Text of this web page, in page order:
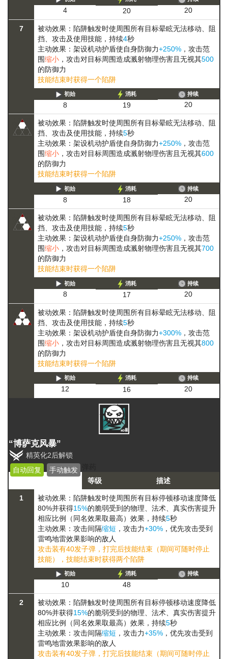
4 20 20
7 被动效果：陷阱触发时使周围所有目标晕眩无法移动、阻
挡、攻击及使用技能 ，持续4秒
主动效果：架设机动护盾使自身防御力+250% ，攻击范
围缩小 ，攻击对目标周围造成溅射物理伤害且无视其500
的防御力
技能结束时获得一个陷阱
初始
8
消耗
19
持续
20
被动效果：陷阱触发时使周围所有目标晕眩无法移动、阻
挡、攻击及使用技能 ，持续5秒
主动效果：架设机动护盾使自身防御力+250% ，攻击范
围缩小 ，攻击对目标周围造成溅射物理伤害且无视其600
的防御力
技能结束时获得一个陷阱
初始
8
消耗
18
持续
20
被动效果：陷阱触发时使周围所有目标晕眩无法移动、阻
挡、攻击及使用技能 ，持续5秒
主动效果：架设机动护盾使自身防御力+250% ，攻击范
围缩小 ，攻击对目标周围造成溅射物理伤害且无视其700
的防御力
技能结束时获得一个陷阱
初始
8
消耗
17
持续
20
被动效果：陷阱触发时使周围所有目标晕眩无法移动、阻
挡、攻击及使用技能 ，持续5秒
主动效果：架设机动护盾使自身防御力+300% ，攻击范
围缩小 ，攻击对目标周围造成溅射物理伤害且无视其800
的防御力
技能结束时获得一个陷阱
初始
12
消耗
16
持续
20
“博萨克风暴”
精英化2后解锁
自动回复
手动触发
等级
描述
1 被动效果：陷阱触发时使周围所有目标停顿移动速度降低
80%并获得15%的脆弱受到的物理、法术、真实伤害提升
相应比例（同名效果取最高） 效果，持续5秒
主动效果：攻击间隔缩短 ，攻击力+30% ，优先攻击受到
雷鸣地雷效果影响的敌人
攻击装有40发子弹，打完后技能结束（期间可随时停止
技能），技能结束时获得两个陷阱
初始
10
消耗
48
持续
2 被动效果：陷阱触发时使周围所有目标停顿移动速度降低
80%并获得15%的脆弱受到的物理、法术、真实伤害提升
相应比例（同名效果取最高） 效果，持续5秒
主动效果：攻击间隔缩短 ，攻击力+35% ，优先攻击受到
雷鸣地雷效果影响的敌人
攻击装有40发子弹，打完后技能结束（期间可随时停止